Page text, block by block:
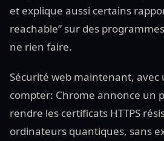
et explique aussi certains
reachable” sur des
ne rien faire.
Sécurité web maintenant, avec
compter: Chrome annonce un
rendre les certificats HTTPS
ordinateurs quantiques, sans